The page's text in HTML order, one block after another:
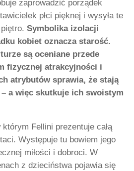
zaprowadzić porządek
płci pięknej i wysyła te
Symbolika izolacji
kobiet oznacza starość.
są oceniane przede
fizycznej atrakcyjności i
atrybutów sprawia, że stają
a więc skutkuje ich swoistym
Fellini prezentuje całą
Występuje tu bowiem jego
miłości i dobroci. W
z dzieciństwa pojawia się